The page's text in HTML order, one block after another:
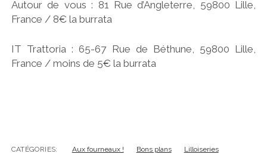
Autour de vous : 81 Rue d’Angleterre, 59800 Lille,
France / 8€ la burrata
IT Trattoria : 65-67 Rue de Béthune, 59800 Lille,
France / moins de 5€ la burrata
CATÉGORIES: Aux fourneaux ! Bons plans Lilloiseries